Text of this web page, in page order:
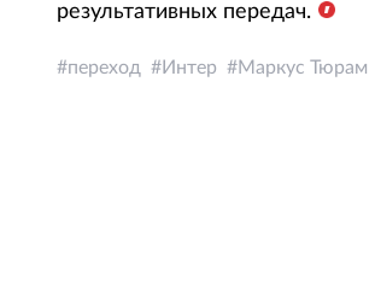
результативных передач.
переход Интер Маркус Тюрам